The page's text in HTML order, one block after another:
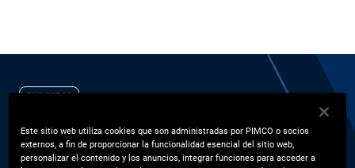
EXPERTOS
Justin Tang
Este sitio web utiliza cookies que son administradas por PIMCO o socios
externos, a fin de proporcionar la funcionalidad esencial del sitio web,
personalizar el contenido y los anuncios, integrar funciones para acceder a